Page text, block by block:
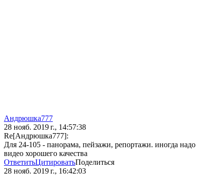
Андрюшка777
28 нояб. 2019 г., 14:57:38
Re[Андрюшка777]:
Для 24-105 - панорама, пейзажи, репортажи. иногда надо
видео хорошего качества
ОтветитьЦитироватьПоделиться
28 нояб. 2019 г., 16:42:03